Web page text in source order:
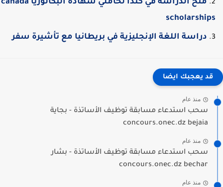
منح الدراسة في كندا لحاملي شهادة البكالوريا canada
دراسة اللغة الإنجليزية في بريطانيا مع تأشيرة سفر
قد يعجبك ايضا
منذ عام
سحب استدعاء مسابقة توظيف الأساتذة - بجاية
concours.onec.dz bejaia
منذ عام
سحب استدعاء مسابقة توظيف الأساتذة - بشار
concours.onec.dz bechar
منذ عام